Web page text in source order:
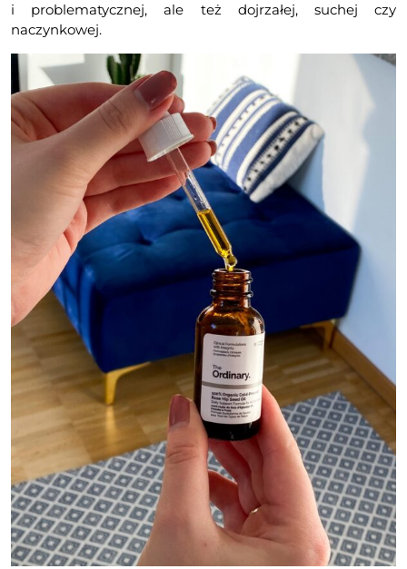
i problematycznej, ale też dojrzałej, suchej czy
naczynkowej.